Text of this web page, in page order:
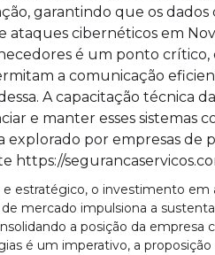
garantindo que os
ataques cibernéticos em
é um ponto
a comunicação
A capacitação técnica
e manter esses sistemas
explorado por empresas de
https://
estratégico, o investimento
mercado impulsiona a
a posição da empresa
é um imperativo, a